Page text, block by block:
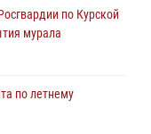
по Курской
мурала
по летнему